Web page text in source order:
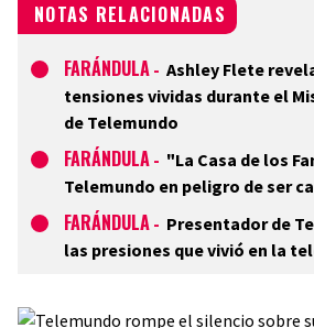
NOTAS RELACIONADAS
FARÁNDULA - Ashley Flete
tensiones vividas durante el
de Telemundo
FARÁNDULA - "La Casa de los
Telemundo en peligro de ser
FARÁNDULA - Presentador de
las presiones que vivió en la